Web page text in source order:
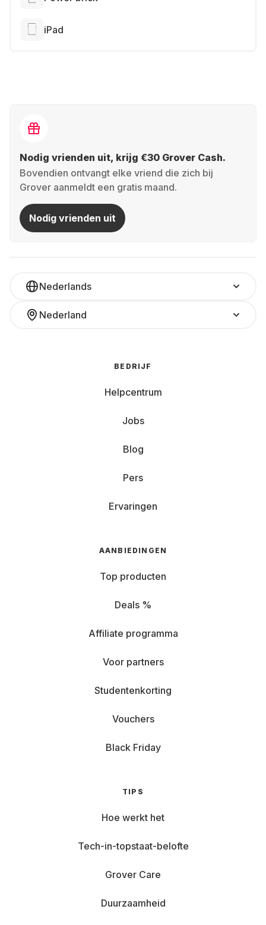
iPad
Nodig vrienden uit, krijg €30 Grover Cash.
Bovendien ontvangt elke vriend die zich bij
Grover aanmeldt een gratis maand.
Nodig vrienden uit
Nederlands
Nederland
BEDRIJF
Helpcentrum
Jobs
Blog
Pers
Ervaringen
AANBIEDINGEN
Top producten
Deals %
Affiliate programma
Voor partners
Studentenkorting
Vouchers
Black Friday
TIPS
Hoe werkt het
Tech-in-topstaat-belofte
Grover Care
Duurzaamheid